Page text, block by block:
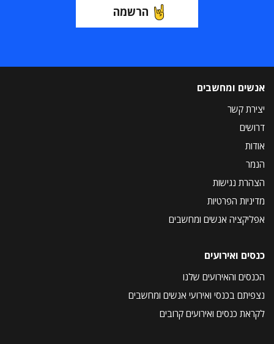
הרשמה
אנשים ומחשבים
יצירת קשר
דרושים
אודות
הנמר
הצהרת נגישות
מדיניות הפרטיות
אפליקציה אנשים ומחשבים
כנסים ואירועים
הכנסים והאירועים שלנו
נצפיתם בכנסי ואירועי אנשים ומחשבים
לקראת כנסים ואירועים קרובים